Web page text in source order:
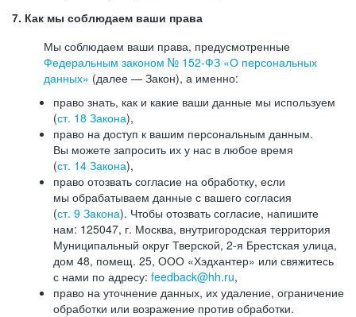
7. Как мы соблюдаем ваши права
Мы соблюдаем ваши права, предусмотренные
Федеральным законом № 152-ФЗ «О персональных
данных» (далее — Закон), а именно:
право знать, как и какие ваши данные мы используем
(ст. 18 Закона),
право на доступ к вашим персональным данным.
Вы можете запросить их у нас в любое время
(ст. 14 Закона),
право отозвать согласие на обработку, если
мы обрабатываем данные с вашего согласия
(ст. 9 Закона). Чтобы отозвать согласие, напишите
нам: 125047, г. Москва, внутригородская территория
Муниципальный округ Тверской, 2-я Брестская улица,
дом 48, помещ. 25, ООО «Хэдхантер» или свяжитесь
с нами по адресу: feedback@hh.ru,
право на уточнение данных, их удаление, ограничение
обработки или возражение против обработки.